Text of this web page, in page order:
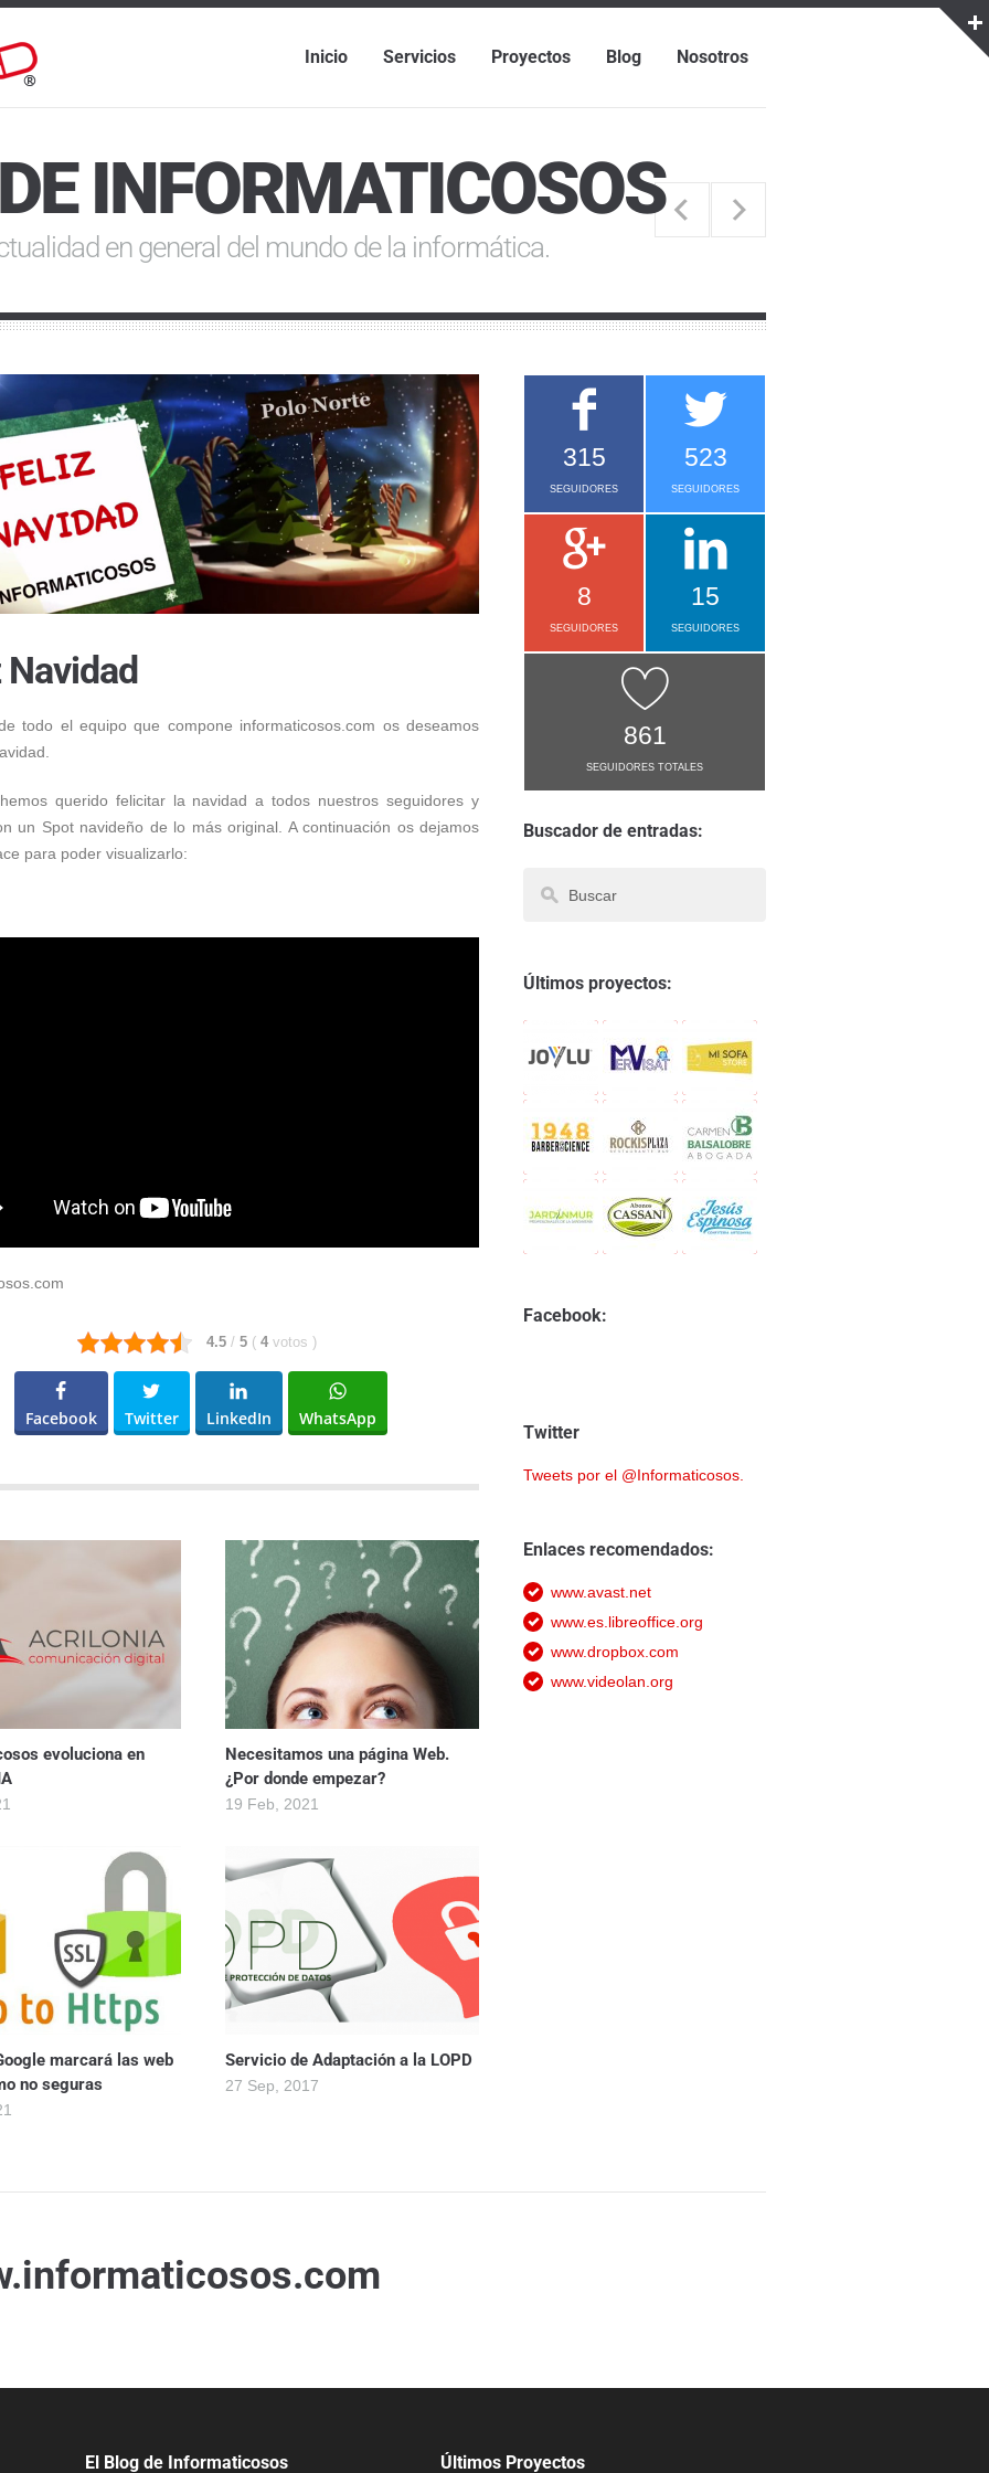
Inicio Servicios Proyectos Blog Nosotros
INFORMATICOSOS
en general del mundo de la informática.
todo el equipo que compone informaticosos.com os deseamos
querido felicitar la navidad a todos nuestros seguidores y
un Spot navideño de lo más original. A continuación os dejamos
para poder visualizarlo:
4.5 / 5 ( 4 votos )
Facebook Twitter LinkedIn WhatsApp
evoluciona en
Necesitamos una página Web.
¿Por donde empezar?
19 Feb, 2021
marcará las web
no seguras
Servicio de Adaptación a la LOPD
27 Sep, 2017
315
SEGUIDORES
523
SEGUIDORES
8
SEGUIDORES
15
SEGUIDORES
861
SEGUIDORES TOTALES
Buscador de entradas:
Últimos proyectos:
Facebook:
Twitter
Tweets por el @Informaticosos.
Enlaces recomendados:
www.avast.net
www.es.libreoffice.org
www.dropbox.com
www.videolan.org
El Blog de Informaticosos Últimos Proyectos